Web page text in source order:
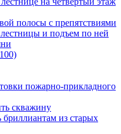
полосы с препятствиями
и подъем по ней
пожарно-прикладного
скважину
из старых